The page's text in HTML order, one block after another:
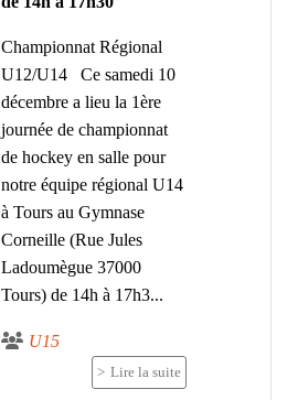
Championnat Régional
U12/U14 Ce samedi 10
décembre a lieu la 1ère
journée de championnat
de hockey en salle pour
notre équipe régional U14
à Tours au Gymnase
Corneille (Rue Jules
Ladoumègue 37000
Tours) de 14h à 17h3...
U15
Lire la suite